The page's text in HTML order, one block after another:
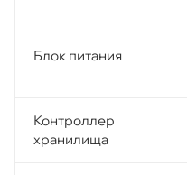
Блок питания
Контроллер
хранилища